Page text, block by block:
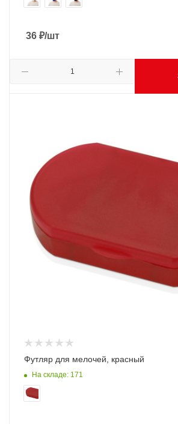
36 ₽/шт
Футляр для мелочей, красный
На складе: 171